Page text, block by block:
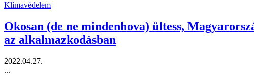
Klímavédelem
Okosan (de ne mindenhova) ültess,
az alkalmazkodásban
2022.04.27.
...